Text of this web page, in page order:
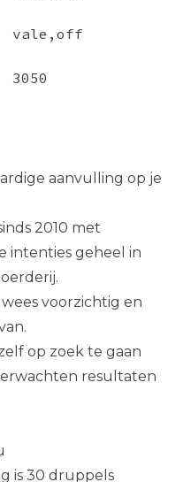
vale,off
3050
aanvulling op je
2010 met
intenties geheel in
voorzichtig en
op zoek te gaan
resultaten
is 30 druppels